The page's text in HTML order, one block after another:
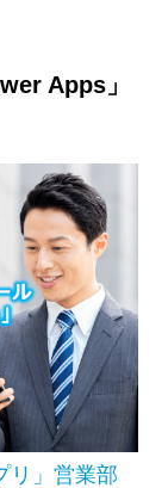
Apps」
リ」営業部